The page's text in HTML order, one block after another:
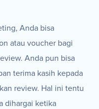
Anda bisa
atau voucher bagi
Anda pun bisa
terima kasih kepada
review. Hal ini tentu
dihargai ketika